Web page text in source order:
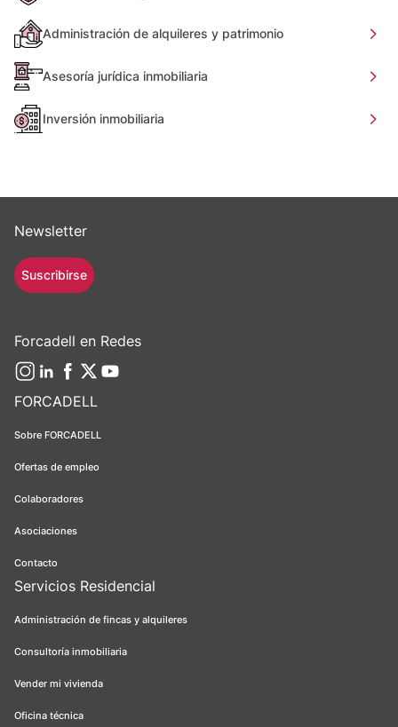
Administración de alquileres y patrimonio
Asesoría jurídica inmobiliaria
Inversión inmobiliaria
FORCADELL
Sobre FORCADELL
Ofertas de empleo
Colaboradores
Asociaciones
Contacto
Servicios Residencial
Administración de fincas y alquileres
Consultoría inmobiliaria
Vender mi vivienda
Oficina técnica
Newsletter
Suscribirse
Forcadell en Redes